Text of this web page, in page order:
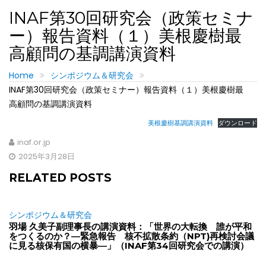
INAF第30回研究会（政策セミナ
ー）報告資料（１）美根慶樹最
高顧問の基調講演資料
Home
シンポジウム＆研究会
INAF第30回研究会（政策セミナー）報告資料（１）美根慶樹最
高顧問の基調講演資料
美根慶樹基調講演資料 ダウンロード
inaf.or.jp
2025年3月28日
RELATED POSTS
シンポジウム＆研究会
羽場 久美子副理事長の講演資料：「世界の大転換 誰が平和
をつくるのか？―緊急報告 核不拡散条約（NPT)再検討会議
に見る核保有国の横暴―」（INAF第34回研究会での講演）